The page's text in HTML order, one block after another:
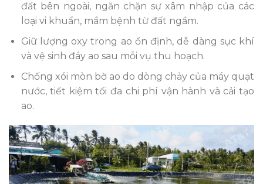
đất bên ngoài, ngăn chặn sự xâm nhập của các
loại vi khuẩn, mầm bệnh từ đất ngầm.
Giữ lượng oxy trong ao ổn định, dễ dàng sục khí
và vệ sinh đáy ao sau mỗi vụ thu hoạch.
Chống xói mòn bờ ao do dòng chảy của máy quạt
nước, tiết kiệm tối đa chi phí vận hành và cải tạo
ao.